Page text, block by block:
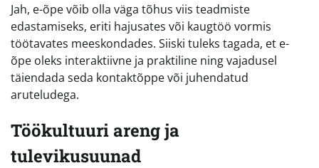
Jah, e-õpe võib olla väga tõhus viis teadmiste
edastamiseks, eriti hajusates või kaugtöö vormis
töötavates meeskondades. Siiski tuleks tagada, et e-
õpe oleks interaktiivne ja praktiline ning vajadusel
täiendada seda kontaktõppe või juhendatud
aruteludega.
Töökultuuri areng ja
tulevikusuunad